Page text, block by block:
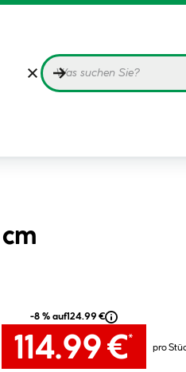
-8 % auf124.99 €
114.99 €*
pro